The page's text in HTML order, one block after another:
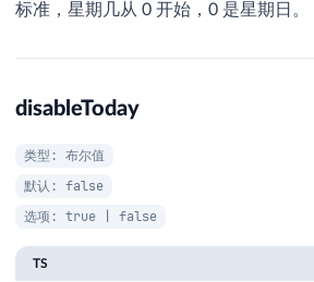
标准，星期几从 0 开始，0 是星期日。
disableToday
类型: 布尔值
默认: false
选项: true | false
TS